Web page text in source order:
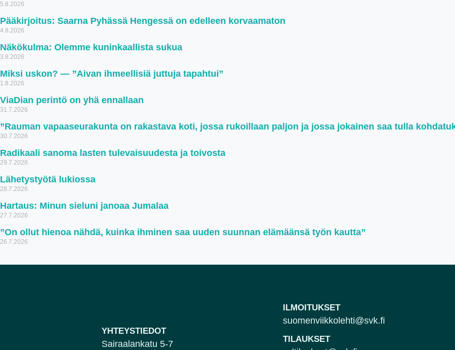
5.8.2026
Pääkirjoitus: Saarna Pyhässä Hengessä on edelleen korvaamaton
4.8.2026
Näkökulma: Olemme kuninkaallista sukua
3.8.2026
Miksi uskon? — ”Aivan ihmeellisiä juttuja tapahtui”
1.8.2026
ViaDian perintö on yhä ennallaan
31.7.2026
”Rauman vapaaseurakunta on rakastava koti, jossa rukoillaan paljon ja jossa jokainen saa tulla
30.7.2026
Radikaali sanoma lasten tulevaisuudesta ja toivosta
29.7.2026
Lähetystyötä lukiossa
28.7.2026
Hartaus: Minun sieluni janoaa Jumalaa
27.7.2026
”On ollut hienoa nähdä, kuinka ihminen saa uuden suunnan elämäänsä työn kautta”
26.7.2026
YHTEYSTIEDOT
Sairaalankatu 5-7
ILMOITUKSET
suomenviikkolehti@svk.fi
TILAUKSET